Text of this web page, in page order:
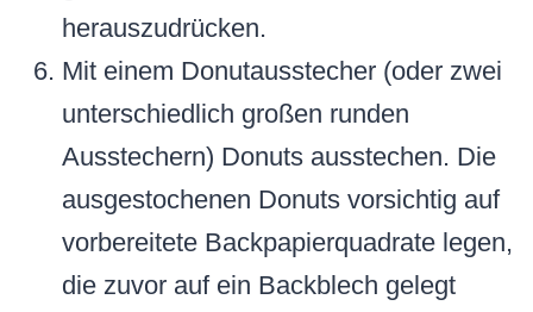
herauszudrücken.
Mit einem Donutausstecher (oder zwei
unterschiedlich großen runden
Ausstechern) Donuts ausstechen. Die
ausgestochenen Donuts vorsichtig auf
vorbereitete Backpapierquadrate legen,
die zuvor auf ein Backblech gelegt